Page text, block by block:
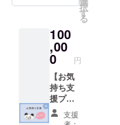
でご負
たしま
す。ま
た、ご
予約も
支援者
様ご自
身にて
お願い
のメッ
・絵本
『門前
のパン
ダちゃ
ん』２
冊 ・ゲ
ストハ
ウス黒
島様で
択
す
る
100
,00
0 円
【お気
持ち支
援プラ
ンD：
100,000
支援